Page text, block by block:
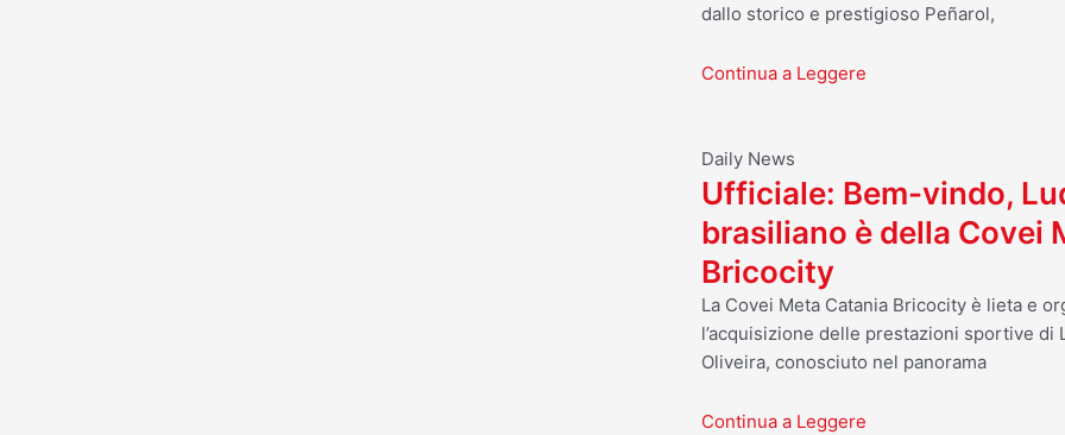
dallo storico e prestigioso Peñarol,
Continua a Leggere
Daily News
Ufficiale: Bem-vindo,
brasiliano è della Covei
Bricocity
La Covei Meta Catania Bricocity è lieta e
l’acquisizione delle prestazioni sportive di
Oliveira, conosciuto nel panorama
Continua a Leggere